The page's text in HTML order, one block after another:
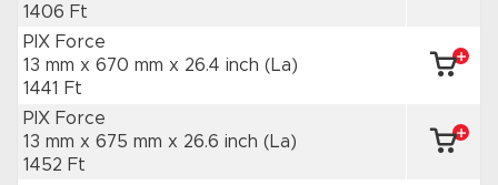
1406 Ft
PIX Force
13 mm x 670 mm x 26.4 inch (La)
1441 Ft
PIX Force
13 mm x 675 mm x 26.6 inch (La)
1452 Ft